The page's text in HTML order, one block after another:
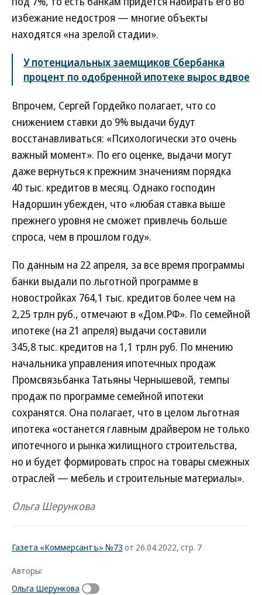
избежание недостроя — многие объекты
находятся «на зрелой стадии».
У потенциальных заемщиков Сбербанка
процент по одобренной ипотеке вырос вдвое
Впрочем, Сергей Гордейко полагает, что со
снижением ставки до 9% выдачи будут
восстанавливаться: «Психологически это очень
важный момент». По его оценке, выдачи могут
даже вернуться к прежним значениям порядка
40 тыс. кредитов в месяц. Однако господин
Надоршин убежден, что «любая ставка выше
прежнего уровня не сможет привлечь больше
спроса, чем в прошлом году».
По данным на 22 апреля, за все время программы
банки выдали по льготной программе в
новостройках 764,1 тыс. кредитов более чем на
2,25 трлн руб., отмечают в «Дом.РФ». По семейной
ипотеке (на 21 апреля) выдачи составили
345,8 тыс. кредитов на 1,1 трлн руб. По мнению
начальника управления ипотечных продаж
Промсвязьбанка Татьяны Чернышевой, темпы
продаж по программе семейной ипотеки
сохранятся. Она полагает, что в целом льготная
ипотека «останется главным драйвером не только
ипотечного и рынка жилищного строительства,
но и будет формировать спрос на товары смежных
отраслей — мебель и строительные материалы».
Ольга Шерункова
Газета «Коммерсантъ» №73 от 26.04.2022, стр. 7
Авторы:
Ольга Шерункова